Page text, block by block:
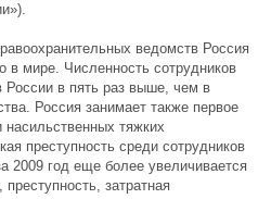
ведомств Россия
в мире. Численность сотрудников
России в пять раз выше, чем в
Россия занимает также первое
насильственных тяжких
преступность среди сотрудников
2009 год еще более увеличивается
затратная